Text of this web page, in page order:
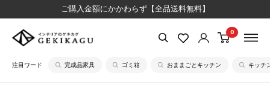
ご購入金額にかかわらず【全品送料無料】
【公
イ
0
注目ワード 完成品家具 ゴミ箱 おままごとキッチン キッチ